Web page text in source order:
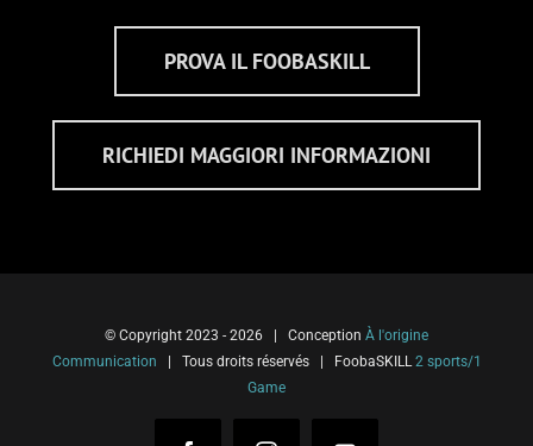
PROVA IL FOOBASKILL
RICHIEDI MAGGIORI INFORMAZIONI
© Copyright 2023 - 2026 | Conception À l'origine
Communication | Tous droits réservés | FoobaSKILL2 sports/1
Game